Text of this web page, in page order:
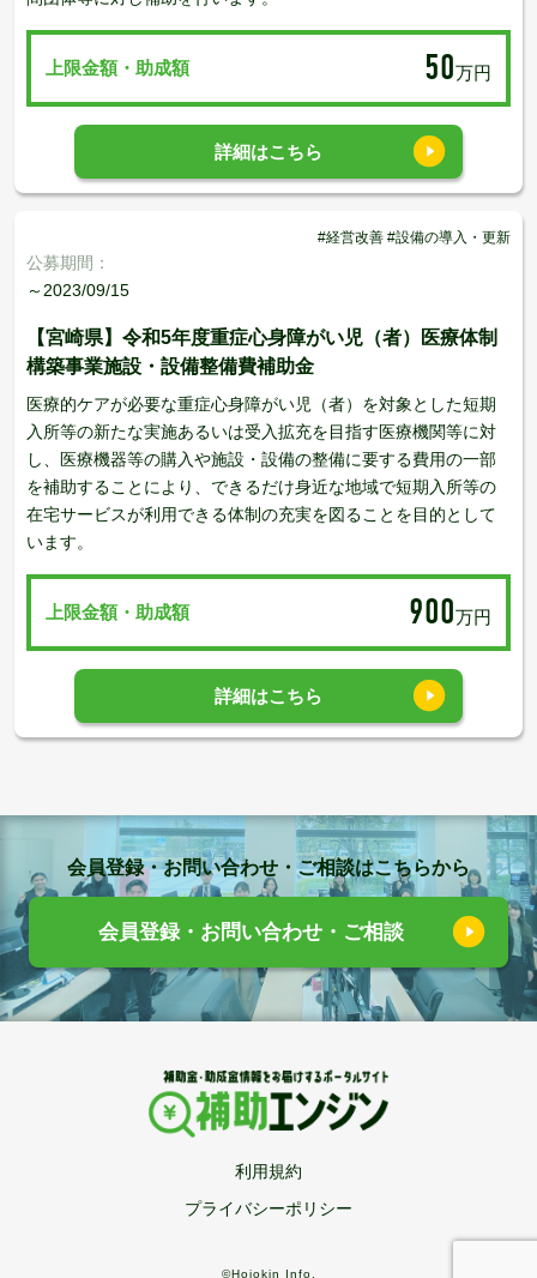
上限金額・助成額 50万円
詳細はこちら
#経営改善 #設備の導入・更新
公募期間：
～2023/09/15
【宮崎県】令和5年度重症心身障がい児（者）医療体制
構築事業施設・設備整備費補助金
医療的ケアが必要な重症心身障がい児（者）を対象とした短期
入所等の新たな実施あるいは受入拡充を目指す医療機関等に対
し、医療機器等の購入や施設・設備の整備に要する費用の一部
を補助することにより、できるだけ身近な地域で短期入所等の
在宅サービスが利用できる体制の充実を図ることを目的として
います。
上限金額・助成額 900万円
詳細はこちら
会員登録・お問い合わせ・ご相談はこちらから
会員登録・お問い合わせ・ご相談
利用規約
プライバシーポリシー
©Hojokin Info.